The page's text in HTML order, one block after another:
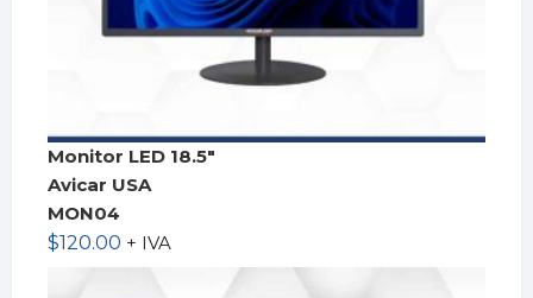
Monitor LED 18.5″
Avicar USA
MON04
$120.00 + IVA